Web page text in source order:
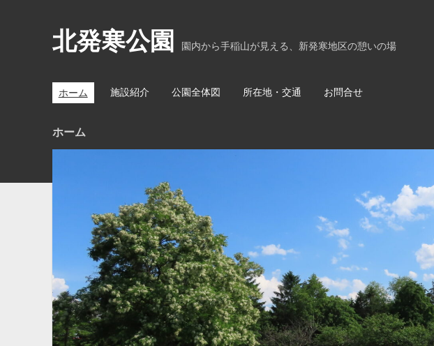
北発寒公園 園内から手稲山が見える、新発寒地区の憩いの場
ホーム 施設紹介 公園全体図 所在地・交通 お問合せ
ホーム